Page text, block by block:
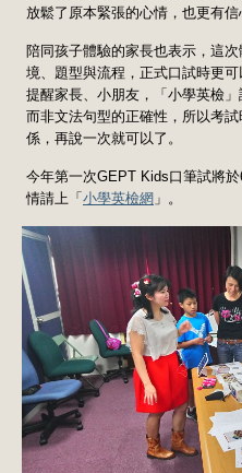
放鬆了原本緊張的心情，也更有信
陪同孩子體驗的家長也表示，這
境、題型與流程，正式口試時更
提醒家長、小朋友，「小學英檢
而非文法句型的正確性，所以考
係，再說一次就可以了。
今年第一次GEPT Kids口筆試將
情請上「 小學英檢網 」。